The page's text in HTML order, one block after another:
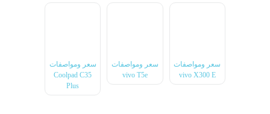
سعر ومواصفات
vivo X300 E
سعر ومواصفات
vivo T5e
سعر ومواصفات
Coolpad C35
Plus